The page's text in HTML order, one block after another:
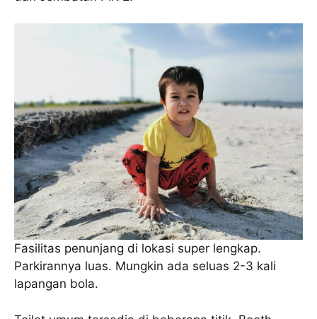
Fasilitas penunjang di lokasi super lengkap.
Parkirannya luas. Mungkin ada seluas 2-3 kali
lapangan bola.